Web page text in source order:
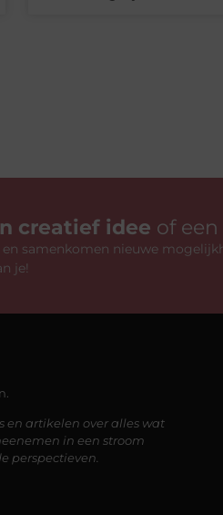
creatief idee of
samenkomen nieuwe
je!
en artikelen over alles wat
in een stroom
perspectieven.